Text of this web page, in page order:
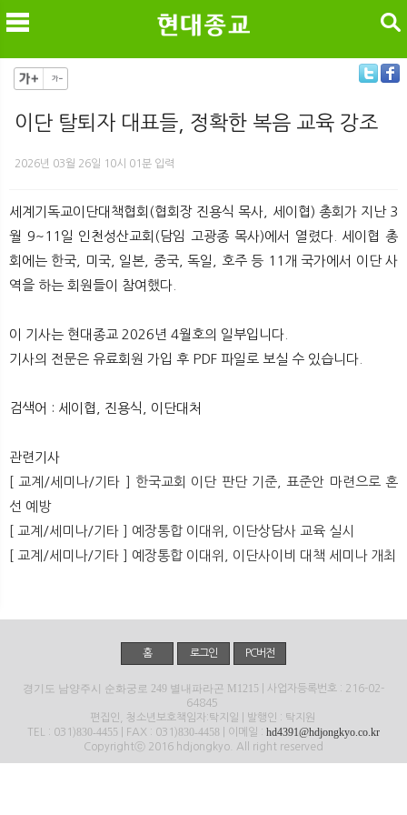
검색
이단 탈퇴자 대표들, 정확한 복음 교육 강조
2026년 03월 26일 10시 01분 입력
세계기독교이단대책협회(협회장 진용식 목사, 세이협) 총회가 지난 3
월 9~11일 인천성산교회(담임 고광종 목사)에서 열렸다. 세이협 총
회에는 한국, 미국, 일본, 중국, 독일, 호주 등 11개 국가에서 이단 사
역을 하는 회원들이 참여했다.
이 기사는 현대종교 2026년 4월호의 일부입니다.
기사의 전문은 유료회원 가입 후 PDF 파일로 보실 수 있습니다.
검색어 : 세이협, 진용식, 이단대처
관련기사
[ 교계/세미나/기타 ] 한국교회 이단 판단 기준, 표준안 마련으로 혼
선 예방
[ 교계/세미나/기타 ] 예장통합 이대위, 이단상담사 교육 실시
[ 교계/세미나/기타 ] 예장통합 이대위, 이단사이비 대책 세미나 개최
홈 로그인 PC버전
경기도 남양주시 순화궁로 249 별내파라곤 M1215 | 사업자등록번호 : 216-02-
64845
편집인, 청소년보호책임자:탁지일 | 발행인 : 탁지원
TEL : 031)830-4455 | FAX : 031)830-4458 | 이메일 : hd4391@hdjongkyo.co.kr
Copyrightⓒ 2016 hdjongkyo. All right reserved